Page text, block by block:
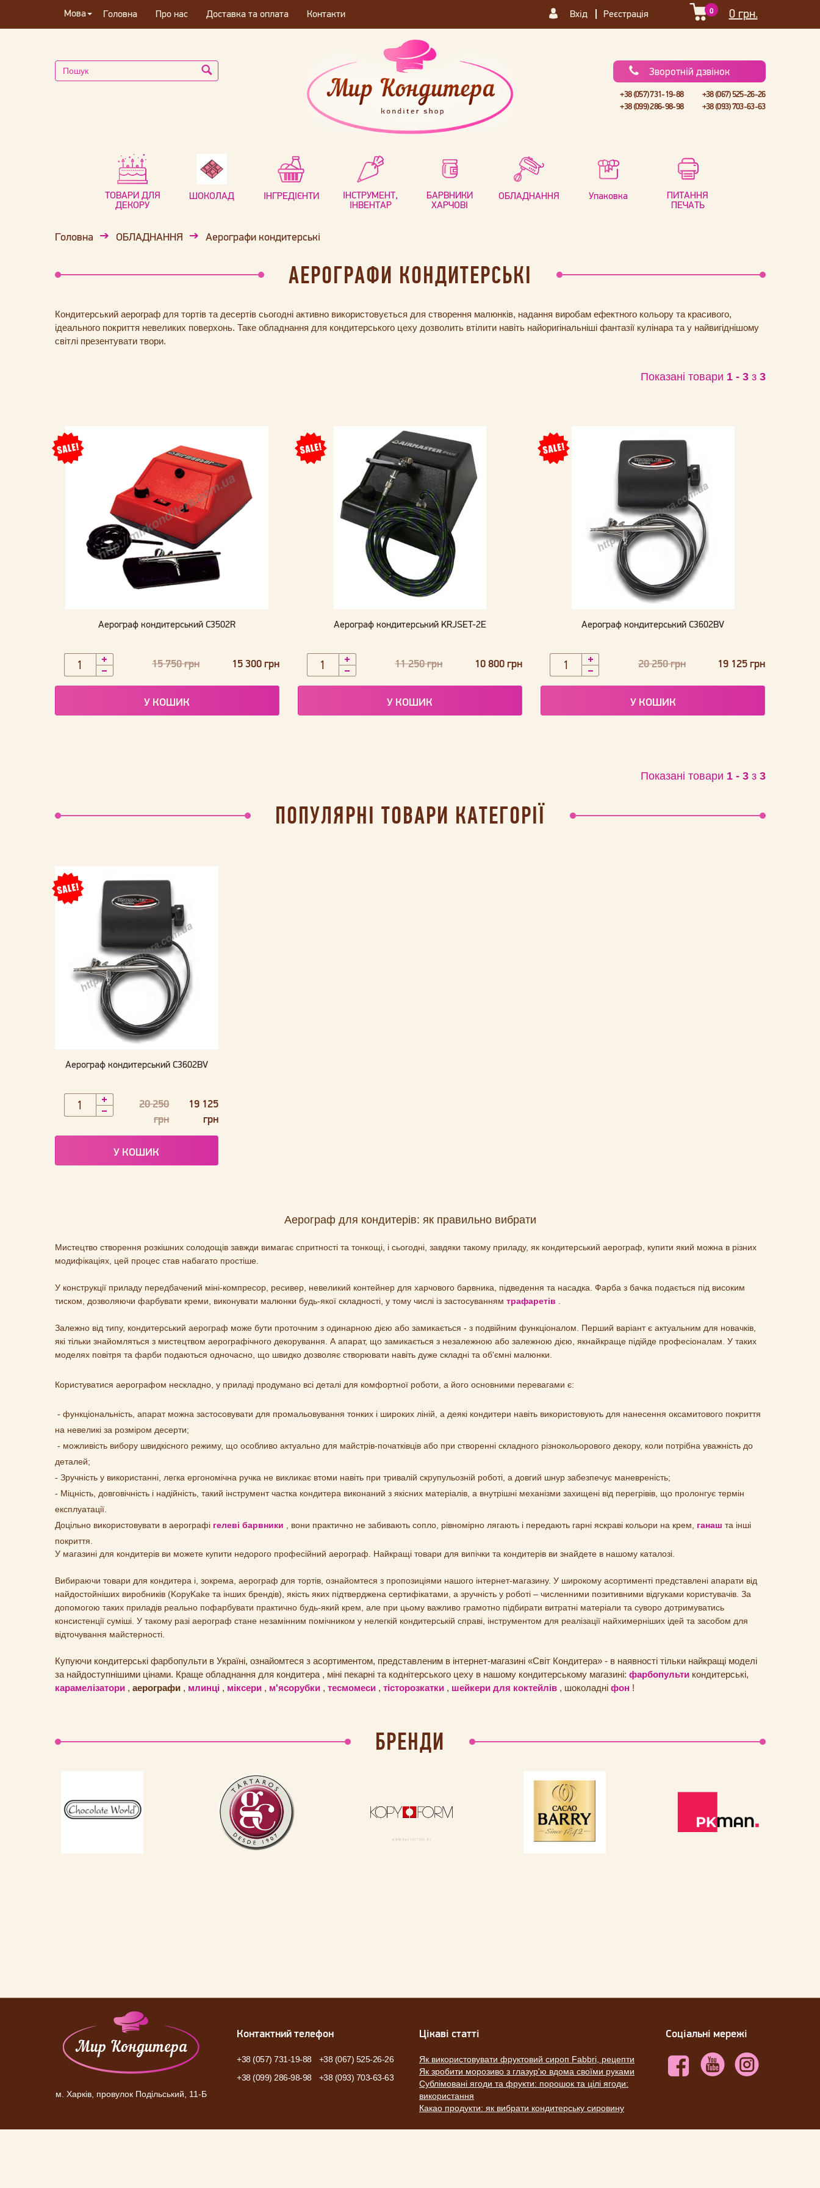
Мова Головна Про нас Доставка та оплата Контакти Вхід Реєстрація 0 грн.
0
Зворотній дзвінок
+38 (057) 731-19-88
+38 (067) 525-26-26
+38 (099) 286-98-98
+38 (093) 703-63-63
ТОВАРИ ДЛЯ
ДЕКОРУ
ШОКОЛАД ІНГРЕДІЄНТИ
ІНСТРУМЕНТ,
ІНВЕНТАР
БАРВНИКИ
ХАРЧОВІ
ОБЛАДНАННЯ Упаковка
ПИТАННЯ
ПЕЧАТЬ
Головна ОБЛАДНАННЯ Аерографи кондитерські
АЕРОГРАФИ КОНДИТЕРСЬКІ
Кондитерський аерограф для тортів та десертів сьогодні активно використовується для створення малюнків, надання виробам ефектного кольору та красивого,
ідеального покриття невеликих поверхонь. Таке обладнання для кондитерського цеху дозволить втілити навіть найоригінальніші фантазії кулінара та у найвигіднішому
світлі презентувати твори.
Показані товари 1 - 3з 3
Аерограф кондитерський C3502R
15 750 грн 15 300 грн
У КОШИК
Аерограф кондитерський KRJSET-2E
11 250 грн 10 800 грн
У КОШИК
Аерограф кондитерський C3602BV
20 250 грн 19 125 грн
У КОШИК
Показані товари 1 - 3з 3
ПОПУЛЯРНІ ТОВАРИ КАТЕГОРІЇ
Аерограф кондитерський C3602BV
20 250
грн
19 125
грн
У КОШИК
Аерограф для кондитерів: як правильно вибрати
Мистецтво створення розкішних солодощів завжди вимагає спритності та тонкощі, і сьогодні, завдяки такому приладу, як кондитерський аерограф, купити який можна в різних
модифікаціях, цей процес став набагато простіше.
У конструкції приладу передбачений міні-компресор, ресивер, невеликий контейнер для харчового барвника, підведення та насадка. Фарба з бачка подається під високим
тиском, дозволяючи фарбувати креми, виконувати малюнки будь-якої складності, у тому числі із застосуванням трафаретів .
Залежно від типу, кондитерський аерограф може бути проточним з одинарною дією або замикається - з подвійним функціоналом. Перший варіант є актуальним для новачків,
які тільки знайомляться з мистецтвом аерографічного декорування. А апарат, що замикається з незалежною або залежною дією, якнайкраще підійде професіоналам. У таких
моделях повітря та фарби подаються одночасно, що швидко дозволяє створювати навіть дуже складні та об'ємні малюнки.
Користуватися аерографом нескладно, у приладі продумано всі деталі для комфортної роботи, а його основними перевагами є:
- функціональність, апарат можна застосовувати для промальовування тонких і широких ліній, а деякі кондитери навіть використовують для нанесення оксамитового покриття
на невеликі за розміром десерти;
- можливість вибору швидкісного режиму, що особливо актуально для майстрів-початківців або при створенні складного різнокольорового декору, коли потрібна уважність до
деталей;
- Зручність у використанні, легка ергономічна ручка не викликає втоми навіть при тривалій скрупульозній роботі, а довгий шнур забезпечує маневреність;
- Міцність, довговічність і надійність, такий інструмент частка кондитера виконаний з якісних матеріалів, а внутрішні механізми захищені від перегрівів, що пролонгує термін
експлуатації.
Доцільно використовувати в аерографі гелеві барвники , вони практично не забивають сопло, рівномірно лягають і передають гарні яскраві кольори на крем, ганаш та інші
покриття.
У магазині для кондитерів ви можете купити недорого професійний аерограф. Найкращі товари для випічки та кондитерів ви знайдете в нашому каталозі.
Вибираючи товари для кондитера і, зокрема, аерограф для тортів, ознайомтеся з пропозиціями нашого інтернет-магазину. У широкому асортименті представлені апарати від
найдостойніших виробників (KopyKake та інших брендів), якість яких підтверджена сертифікатами, а зручність у роботі – численними позитивними відгуками користувачів. За
допомогою таких приладів реально пофарбувати практично будь-який крем, але при цьому важливо грамотно підбирати витратні матеріали та суворо дотримуватись
консистенції суміші. У такому разі аерограф стане незамінним помічником у нелегкій кондитерській справі, інструментом для реалізації найхимерніших ідей та засобом для
відточування майстерності.
Купуючи кондитерські фарбопульти в Україні, ознайомтеся з асортиментом, представленим в інтернет-магазині «Світ Кондитера» - в наявності тільки найкращі моделі
за найдоступнішими цінами. Краще обладнання для кондитера , міні пекарні та коднітерського цеху в нашому кондитерському магазині: фарбопультикондитерські,
карамелізатори, аерографи, млинці, міксери, м'ясорубки, тесмомеси, тісторозкатки, шейкери для коктейлів, шоколадні фон !
БРЕНДИ
м. Харків, провулок Подільський, 11-Б
Контактний телефон
+38 (057) 731-19-88
+38 (067) 525-26-26
+38 (099) 286-98-98
+38 (093) 703-63-63
Цікаві статті
Як використовувати фруктовий сироп Fabbri, рецепти
Як зробити морозиво з глазур'ю вдома своїми руками
Сублімовані ягоди та фрукти: порошок та цілі ягоди:
використання
Какао продукти: як вибрати кондитерську сировину
Соціальні мережі